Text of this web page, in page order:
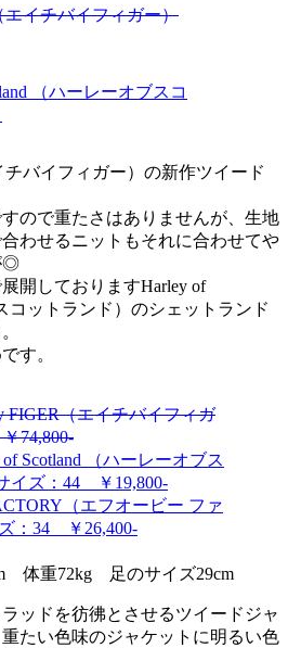
エイチバイフィガー）
（ハーレーオブスコ
バイフィガー）の新作ツイード
ので重たさはありませんが、生地
わせるニットもそれに合わせてや
◎
開しておりますHarley of
コットランド）のシェットランド
す。
FIGER（エイチバイフィガ
74,800-
of Scotland （ハーレーオブス
イズ：44 ￥19,800-
（エフオービー ファ
：34 ￥26,400-
体重72kg 足のサイズ29cm
ッドを彷彿とさせるツイードジャ
たい色味のジャケットに明るい色